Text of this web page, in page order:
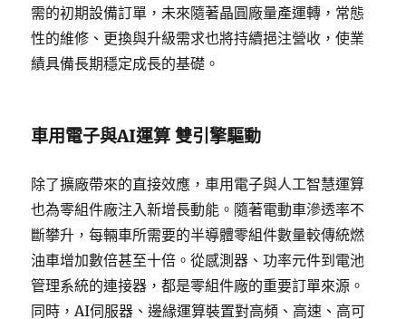
需的初期設備訂單，未來隨著晶圓廠量產運轉，常態
性的維修、更換與升級需求也將持續挹注營收，使業
績具備長期穩定成長的基礎。
車用電子與AI運算 雙引擎驅動
除了擴廠帶來的直接效應，車用電子與人工智慧運算
也為零組件廠注入新增長動能。隨著電動車滲透率不
斷攀升，每輛車所需要的半導體零組件數量較傳統燃
油車增加數倍甚至十倍。從感測器、功率元件到電池
管理系統的連接器，都是零組件廠的重要訂單來源。
同時，AI伺服器、邊緣運算裝置對高頻、高速、高可